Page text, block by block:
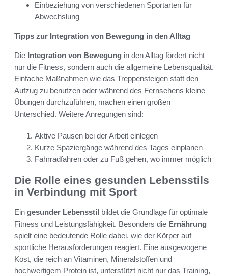
Einbeziehung von verschiedenen Sportarten für
Abwechslung
Tipps zur Integration von Bewegung in den Alltag
Die Integration von Bewegung in den Alltag fördert nicht
nur die Fitness, sondern auch die allgemeine Lebensqualität.
Einfache Maßnahmen wie das Treppensteigen statt den
Aufzug zu benutzen oder während des Fernsehens kleine
Übungen durchzuführen, machen einen großen
Unterschied. Weitere Anregungen sind:
Aktive Pausen bei der Arbeit einlegen
Kurze Spaziergänge während des Tages einplanen
Fahrradfahren oder zu Fuß gehen, wo immer möglich
Die Rolle eines gesunden Lebensstils
in Verbindung mit Sport
Ein gesunder Lebensstil bildet die Grundlage für optimale
Fitness und Leistungsfähigkeit. Besonders die Ernährung
spielt eine bedeutende Rolle dabei, wie der Körper auf
sportliche Herausforderungen reagiert. Eine ausgewogene
Kost, die reich an Vitaminen, Mineralstoffen und
hochwertigem Protein ist, unterstützt nicht nur das Training,